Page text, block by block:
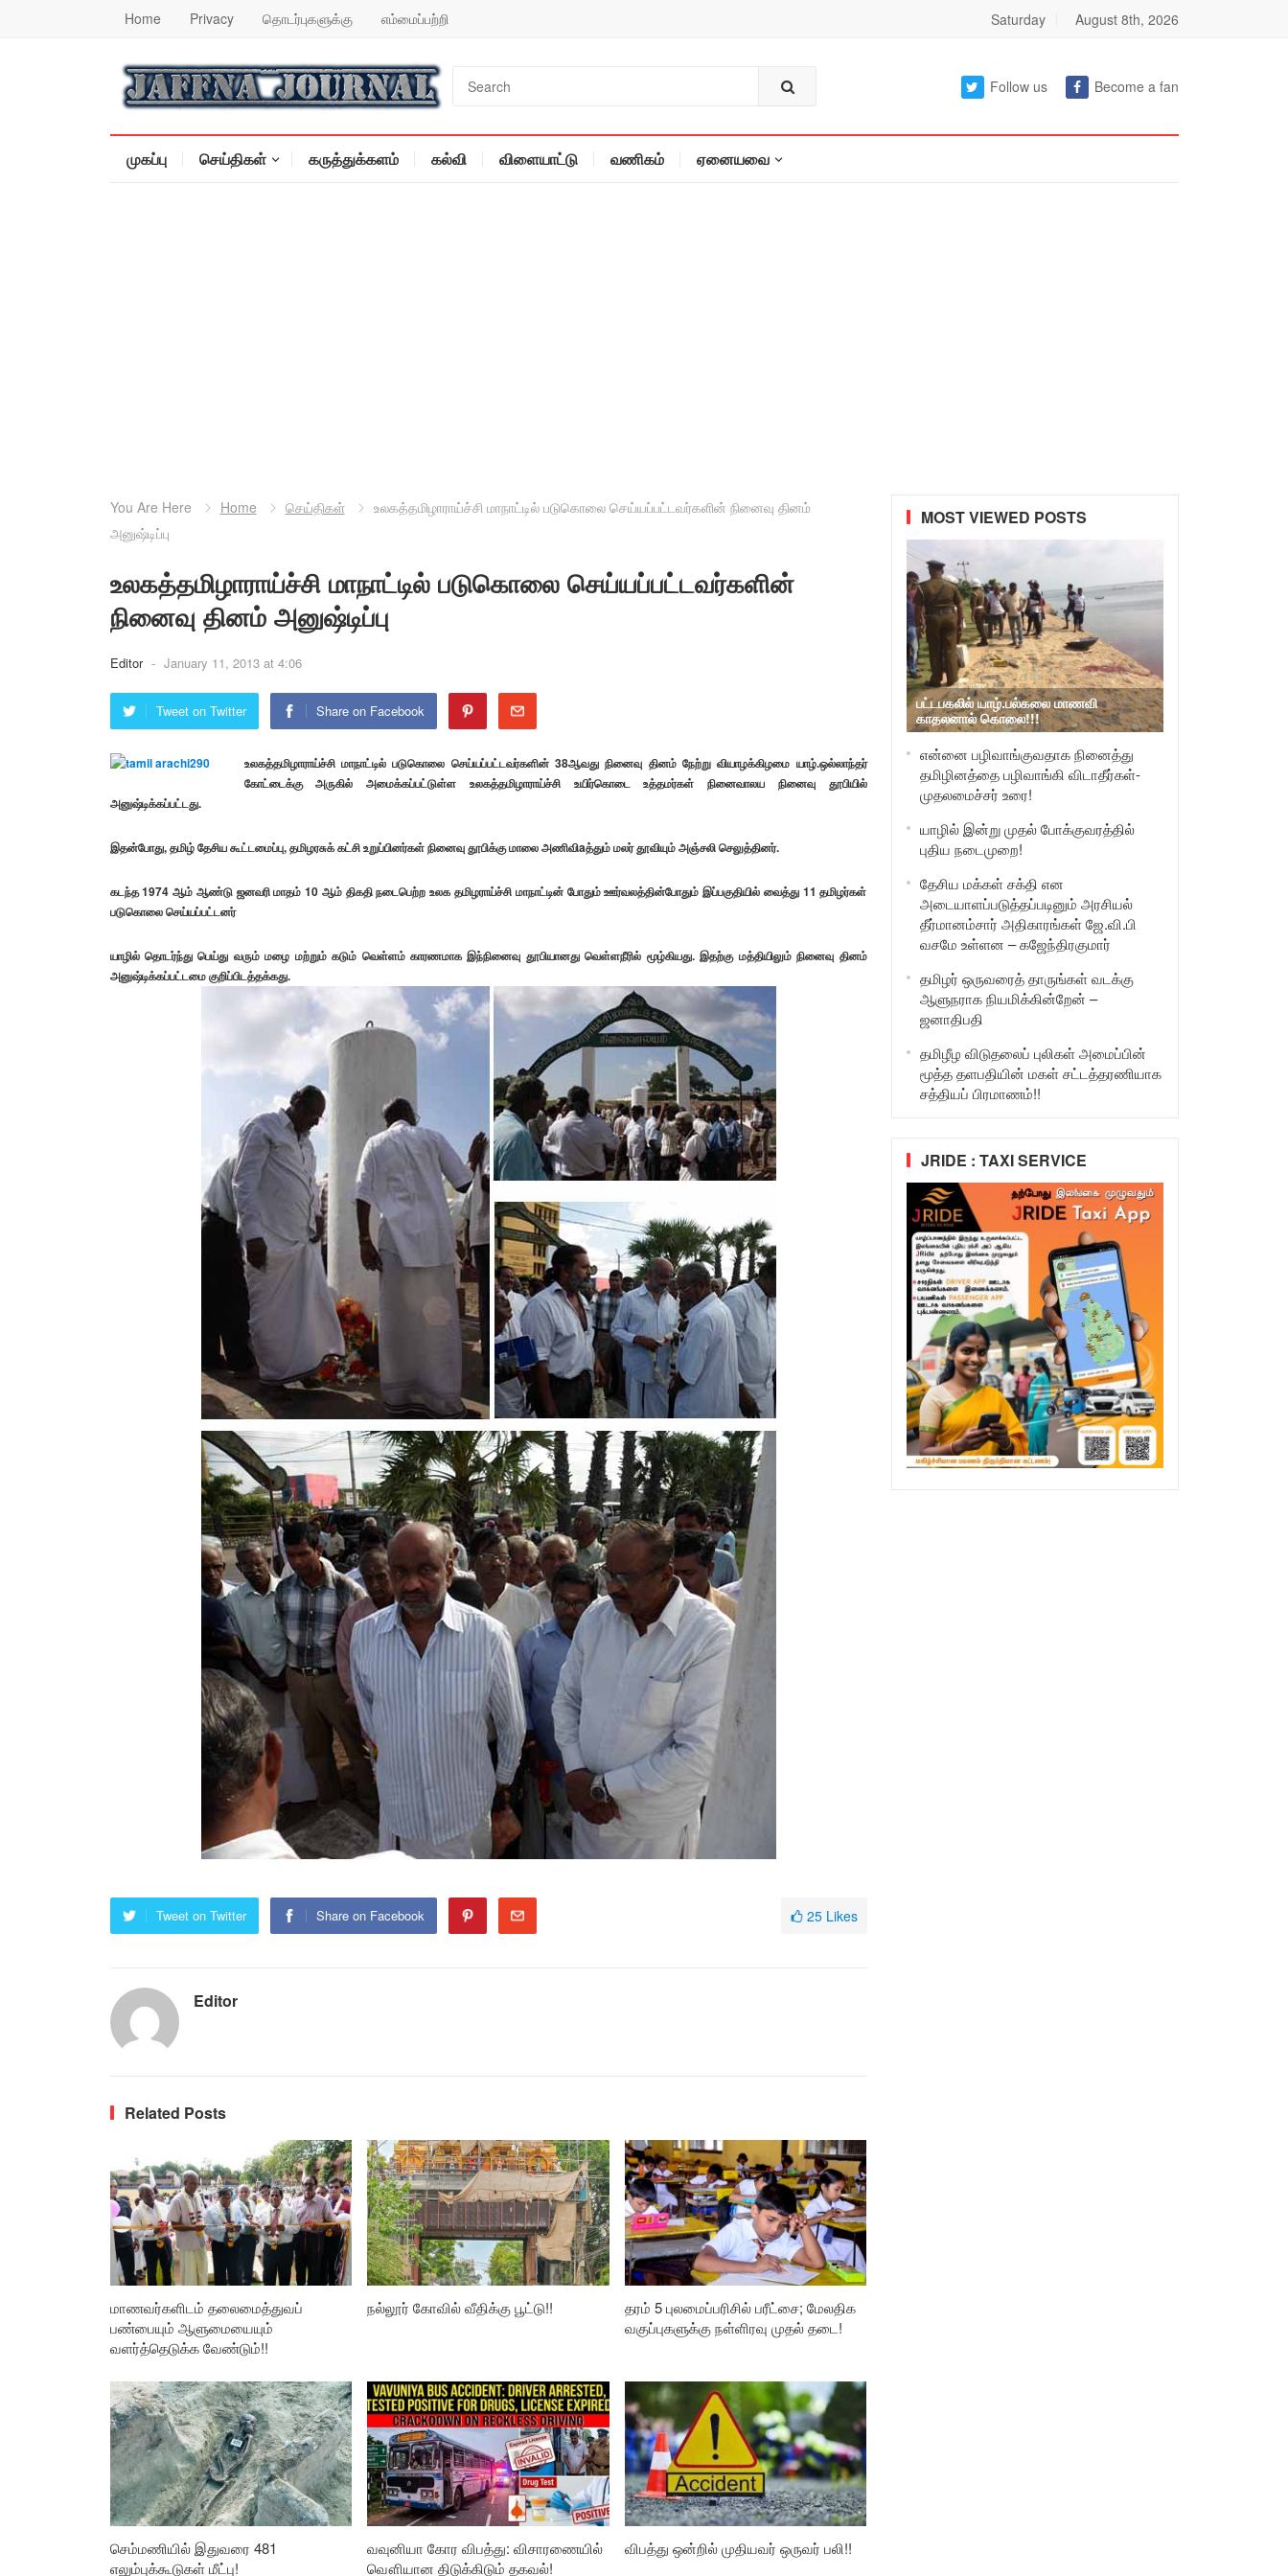
Home Privacy தொடர்புகளுக்கு எம்மைப்பற்றி Saturday August 8th, 2026
Follow us Become a fan
முகப்பு செய்திகள் கருத்துக்களம் கல்வி விளையாட்டு வணிகம் ஏனையவை
You Are Here Home செய்திகள்
உலகத்தமிழாராய்ச்சி மாநாட்டில் படுகொலை செய்யப்பட்டவர்களின் நினைவு தினம்
அனுஷ்டிப்பு
உலகத்தமிழாராய்ச்சி மாநாட்டில் படுகொலை செய்யப்பட்டவர்களின்
நினைவு தினம் அனுஷ்டிப்பு
Editor - January 11, 2013 at 4:06
Tweet on Twitter Share on Facebook
உலகத்தமிழாராய்ச்சி மாநாட்டில் படுகொலை செய்யப்பட்டவர்களின் 38ஆவது நினைவு தினம் நேற்று வியாழக்கிழமை யாழ்.ஒல்லாந்தர்
கோட்டைக்கு அருகில் அமைக்கப்பட்டுள்ள உலகத்தமிழாராய்ச்சி உயிர்கொடை உத்தமர்கள் நினைவாலய நினைவு தூபியில்
அனுஷ்டிக்கப்பட்டது.
இதன்போது, தமிழ் தேசிய கூட்டமைப்பு, தமிழரசுக் கட்சி உறுப்பினர்கள் நினைவு தூபிக்கு மாலை அணிவிaத்தும் மலர் தூவியும் அஞ்சலி செலுத்தினர்.
கடந்த 1974 ஆம் ஆண்டு ஜனவரி மாதம் 10 ஆம் திகதி நடைபெற்ற உலக தமிழராய்ச்சி மாநாட்டின் போதும் ஊர்வலத்தின்போதும் இப்பகுதியில் வைத்து 11 தமிழர்கள்
படுகொலை செய்யப்பட்டனர்
யாழில் தொடர்ந்து பெய்து வரும் மழை மற்றும் கடும் வெள்ளம் காரணமாக இந்நினைவு தூபியானது வெள்ளநீரில் மூழ்கியது. இதற்கு மத்தியிலும் நினைவு தினம்
அனுஷ்டிக்கப்பட்டமை குறிப்பிடத்தக்கது.
Tweet on Twitter Share on Facebook 25 Likes
Editor
Related Posts
மாணவர்களிடம் தலைமைத்துவப்
பண்பையும் ஆளுமையையும்
வளர்த்தெடுக்க வேண்டும்!!
நல்லூர் கோவில் வீதிக்கு பூட்டு!!
தரம் 5 புலமைப்பரிசில் பரீட்சை; மேலதிக
வகுப்புகளுக்கு நள்ளிரவு முதல் தடை!
செம்மணியில் இதுவரை 481
எலும்புக்கூடுகள் மீட்பு!
வவுனியா கோர விபத்து: விசாரணையில்
வௌியான திடுக்கிடும் தகவல்!
விபத்து ஒன்றில் முதியவர் ஒருவர் பலி!!
MOST VIEWED POSTS
பட்டபகலில் யாழ்.பல்கலை மாணவி
காதலனால் கொலை!!!
என்னை பழிவாங்குவதாக நினைத்து
தமிழினத்தை பழிவாங்கி விடாதீர்கள்-
முதலமைச்சர் உரை!
யாழில் இன்று முதல் போக்குவரத்தில்
புதிய நடைமுறை!
தேசிய மக்கள் சக்தி என
அடையாளப்படுத்தப்படினும் அரசியல்
தீர்மானம்சார் அதிகாரங்கள் ஜே.வி.பி
வசமே உள்ளன – கஜேந்திரகுமார்
தமிழர் ஒருவரைத் தாருங்கள் வடக்கு
ஆளுநராக நியமிக்கின்றேன் –
ஜனாதிபதி
தமிழீழ விடுதலைப் புலிகள் அமைப்பின்
மூத்த தளபதியின் மகள் சட்டத்தரணியாக
சத்தியப் பிரமாணம்!!
JRIDE : TAXI SERVICE